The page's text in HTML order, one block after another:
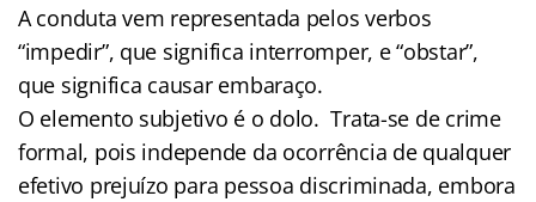
A conduta vem representada pelos verbos
“impedir”, que significa interromper, e “obstar”,
que significa causar embaraço.
O elemento subjetivo é o dolo. Trata-se de crime
formal, pois independe da ocorrência de qualquer
efetivo prejuízo para pessoa discriminada, embora